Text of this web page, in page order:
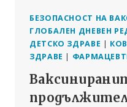
БЕЗОПАСНОСТ НА
ГЛОБАЛЕН ДНЕВЕН
ДЕТСКО ЗДРАВЕ |
ЗДРАВЕ |